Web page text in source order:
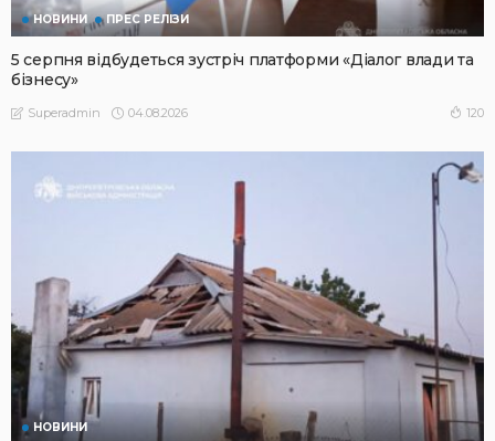
НОВИНИ ПРЕС РЕЛІЗИ
5 серпня відбудеться зустріч платформи «Діалог влади та
бізнесу»
Superadmin 04.08.2026 120
НОВИНИ